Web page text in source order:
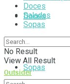
Doces
Saladas
Sopas
Doces
Saladas
Sopas
No Result
View All Result
Outsider